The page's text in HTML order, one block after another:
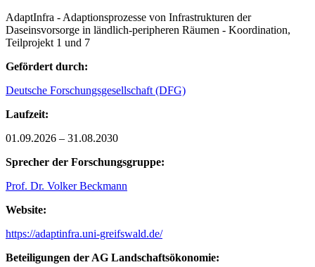
AdaptInfra - Adaptionsprozesse von Infrastrukturen der
Daseinsvorsorge in ländlich-peripheren Räumen - Koordination,
Teilprojekt 1 und 7
Gefördert durch:
Deutsche Forschungsgesellschaft (DFG)
Laufzeit:
01.09.2026 – 31.08.2030
Sprecher der Forschungsgruppe:
Prof. Dr. Volker Beckmann
Website:
https://adaptinfra.uni-greifswald.de/
Beteiligungen der AG Landschaftsökonomie: